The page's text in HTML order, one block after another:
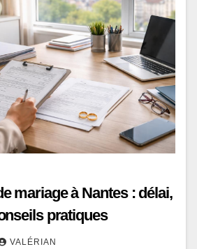
mariage à Nantes : délai,
pratiques
VALÉRIAN